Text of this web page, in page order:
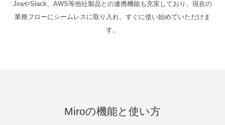
JiraやSlack、AWS等他社製品との連携機能も充実しており、 現在の
業務フローにシームレスに取り入れ、すぐに使い始めていただけま
す。
Miroの機能と使い方